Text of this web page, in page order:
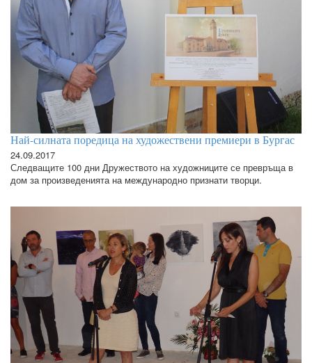
Най-силната поредица на художествени премиери в Бургас
24.09.2017
Следващите 100 дни Дружеството на художниците се превръща в
дом за произведенията на международно признати творци.